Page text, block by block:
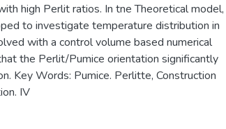
high Perlit ratios. In tne Theoretical model,
to investigate temperature distribution in
with a control volume based numerical
the Perlit/Pumice orientation significantly
Key Words: Pumice. Perlitte, Construction
IV